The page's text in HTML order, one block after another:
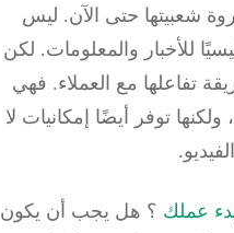
ليس
للأخبار والمعلومات. لكن
تفاعلها مع العملاء. فهي
توفر أيضًا إمكانيات لا
عملك ؟ هل يجب أن يكون